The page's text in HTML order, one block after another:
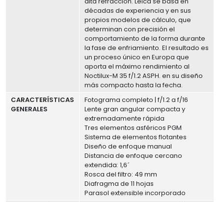
décadas de experiencia y en sus
propios modelos de cálculo, que
determinan con precisión el
comportamiento de la forma durante
la fase de enfriamiento. El resultado es
un proceso único en Europa que
aporta el máximo rendimiento al
Noctilux-M 35 f/1.2 ASPH. en su diseño
más compacto hasta la fecha.
CARACTERÍSTICAS
GENERALES
Fotograma completo | f/1.2 a f/16
Lente gran angular compacta y
extremadamente rápida
Tres elementos asféricos PGM
Sistema de elementos flotantes
Diseño de enfoque manual
Distancia de enfoque cercano
extendida: 1,6´
Rosca del filtro: 49 mm
Diafragma de 11 hojas
Parasol extensible incorporado